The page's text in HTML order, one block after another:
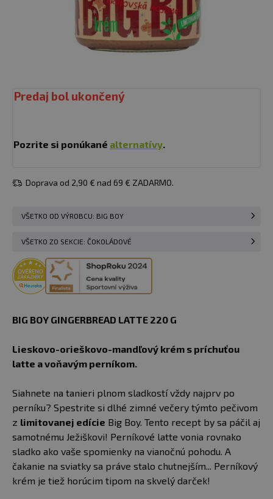
Predaj bol ukončený
Pozrite si ponúkané alternatívy.
Doprava od 2,90 € nad 69 € ZADARMO.
VŠETKO OD VÝROBCU: BIG BOY
VŠETKO ZO SEKCIE: ČOKOLÁDOVÉ
BIG BOY GINGERBREAD LATTE 220 G
Lieskovo-orieškovo-mandľový krém s príchuťou
latte a voňavým perníkom.
Siahnete na tanieri plnom sladkostí vždy najprv po
perníku? Spestrite si dlhé zimné večery týmto pečivom
z limitovanej edície Big Boy. Tento recept by sa páčil aj
samotnému Ježiškovi! Perníkové latte vonia rovnako
sladko ako vaše spomienky na vianočnú pohodu. A
čakanie na sviatky sa práve stalo chutnejším... Perníkový
krém je tiež horúcim tipom na skvelý darček!